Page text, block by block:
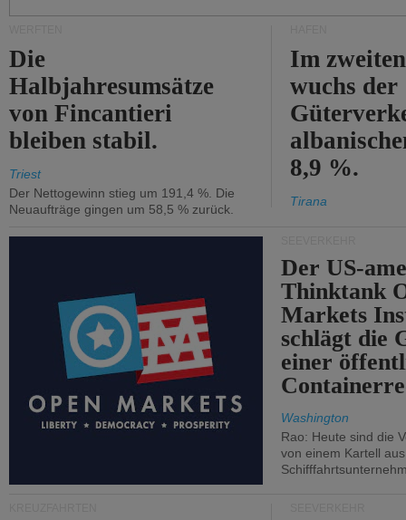
Die
Halbjahresumsätze
von Fincantieri
bleiben stabil.
Triest
Der Nettogewinn stieg um 191,4 %. Die
Neuaufträge gingen um 58,5 % zurück.
Im
wuchs der
8,9 %.
Tirana
Der US-
Thinktank
Markets
schlägt die
einer
Washington
Rao: Heute sind die
von einem Kartell